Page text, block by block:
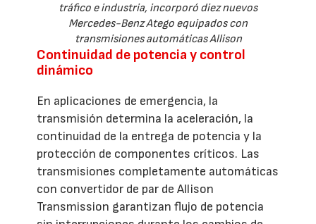
tráfico e industria, incorporó diez nuevos
Mercedes-Benz Atego equipados con
transmisiones automáticas Allison
Continuidad de potencia y control
dinámico
En aplicaciones de emergencia, la
transmisión determina la aceleración, la
continuidad de la entrega de potencia y la
protección de componentes críticos. Las
transmisiones completamente automáticas
con convertidor de par de Allison
Transmission garantizan flujo de potencia